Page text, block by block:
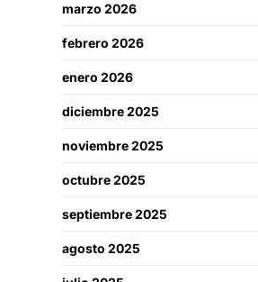
marzo 2026
febrero 2026
enero 2026
diciembre 2025
noviembre 2025
octubre 2025
septiembre 2025
agosto 2025